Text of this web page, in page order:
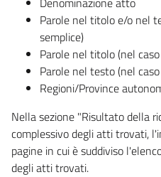
Parole nel titolo e/o nel
semplice)
Parole nel titolo (nel
Parole nel testo (nel
Regioni/Province
Nella sezione "Risultato della
complessivo degli atti trovati,
pagine in cui è suddiviso
degli atti trovati.